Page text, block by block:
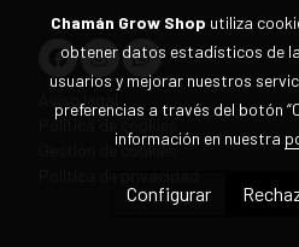
Aviso legal
Política de cookies
Gestión de cookies
Chamán Grow Shop utiliza
obtener datos estadísticos de
usuarios y mejorar nuestros
preferencias a través del botón
información en nuestra
Configurar